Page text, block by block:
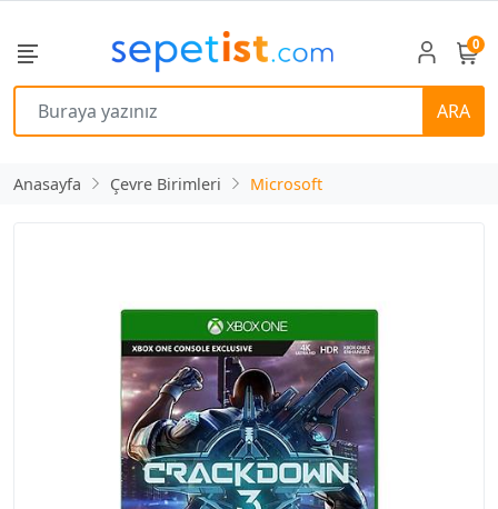
ARA
0
Anasayfa Çevre Birimleri Microsoft